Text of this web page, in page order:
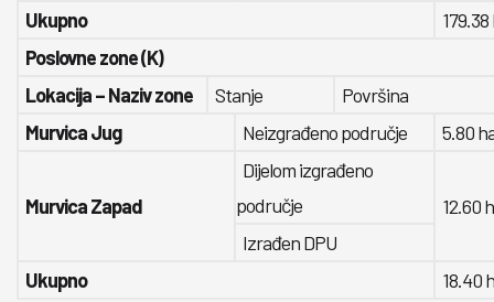
Ukupno
179.38
Poslovne zone (K)
Lokacija – Naziv zone
Stanje
Površina
Murvica Jug
Neizgrađeno područje 5.80
Murvica Zapad
Dijelom izgrađeno
područje
12.60
Izrađen DPU
Ukupno
18.40